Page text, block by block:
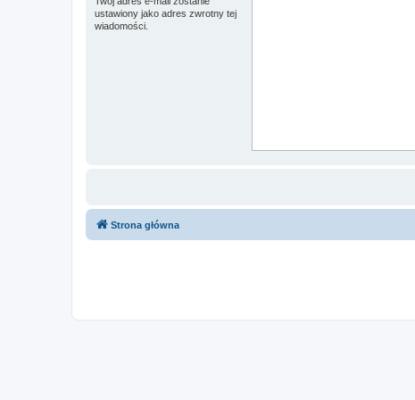
ustawiony jako adres zwrotny tej
wiadomości.
Strona główna